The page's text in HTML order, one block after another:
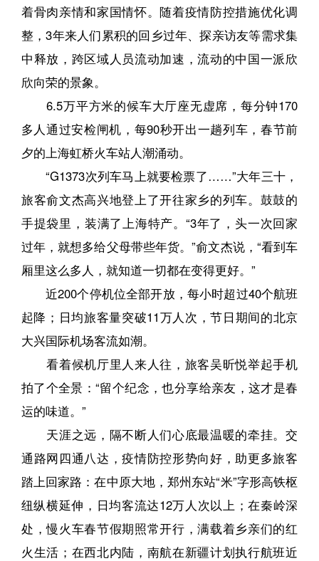
着骨肉亲情和家国情怀。随着疫情防控措施优化调
整，3年来人们累积的回乡过年、探亲访友等需求集
中释放，跨区域人员流动加速，流动的中国一派欣
欣向荣的景象。
6.5万平方米的候车大厅座无虚席，每分钟170
多人通过安检闸机，每90秒开出一趟列车，春节前
夕的上海虹桥火车站人潮涌动。
“G1373次列车马上就要检票了……”大年三十，
旅客俞文杰高兴地登上了开往家乡的列车。鼓鼓的
手提袋里，装满了上海特产。“3年了，头一次回家
过年，就想多给父母带些年货。”俞文杰说，“看到车
厢里这么多人，就知道一切都在变得更好。”
近200个停机位全部开放，每小时超过40个航班
起降；日均旅客量突破11万人次，节日期间的北京
大兴国际机场客流如潮。
看着候机厅里人来人往，旅客吴昕悦举起手机
拍了个全景：“留个纪念，也分享给亲友，这才是春
运的味道。”
天涯之远，隔不断人们心底最温暖的牵挂。交
通路网四通八达，疫情防控形势向好，助更多旅客
踏上回家路：在中原大地，郑州东站“米”字形高铁枢
纽纵横延伸，日均客流达12万人次以上；在秦岭深
处，慢火车春节假期照常开行，满载着乡亲们的红
火生活；在西北内陆，南航在新疆计划执行航班近